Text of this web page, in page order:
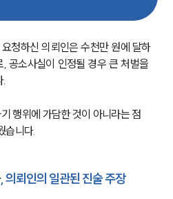
청하신 의뢰인은 수천만 원에 달하
, 공소사실이 인정될 경우 큰 처벌을
행위에 가담한 것이 아니라는 점
습니다.
뢰인의 일관된 진술 주장